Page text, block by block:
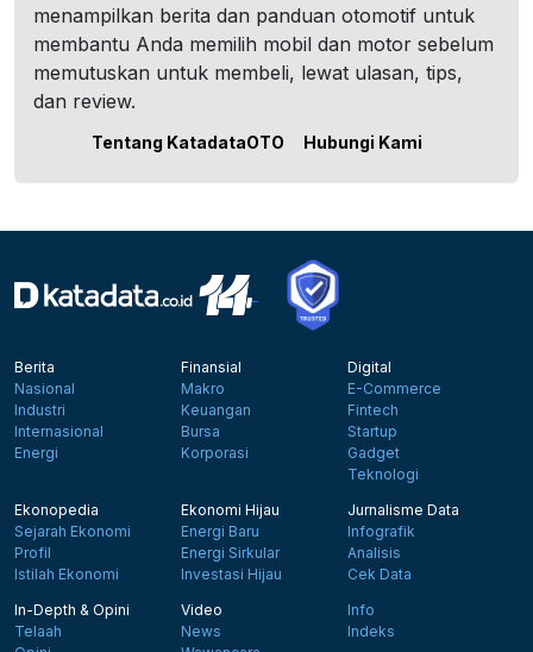
menampilkan berita dan panduan otomotif untuk
membantu Anda memilih mobil dan motor sebelum
memutuskan untuk membeli, lewat ulasan, tips,
dan review.
Tentang KatadataOTO Hubungi Kami
Berita
Nasional
Industri
Internasional
Energi
Finansial
Makro
Keuangan
Bursa
Korporasi
Digital
E-Commerce
Fintech
Startup
Gadget
Teknologi
Ekonopedia
Sejarah Ekonomi
Profil
Istilah Ekonomi
Ekonomi Hijau
Energi Baru
Energi Sirkular
Investasi Hijau
Jurnalisme Data
Infografik
Analisis
Cek Data
In-Depth & Opini
Telaah
Video
News
Info
Indeks